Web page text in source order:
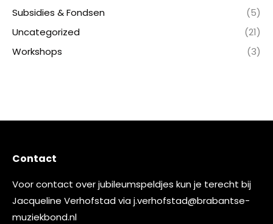
Subsidies & Fondsen
(5)
Uncategorized
(21)
Workshops
(3)
Contact
Voor contact over jubileumspeldjes kun je terecht bij
Jacqueline Verhofstad viaj.verhofstad@brabantse-
muziekbond.nl